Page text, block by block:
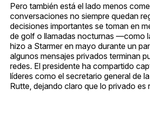
Pero también está el lado menos
conversaciones no siempre quedan
decisiones importantes se toman en
de golf o llamadas nocturnas —como
hizo a Starmer en mayo durante un
algunos mensajes privados terminan
redes. El presidente ha compartido
líderes como el secretario general de
Rutte, dejando claro que lo privado es